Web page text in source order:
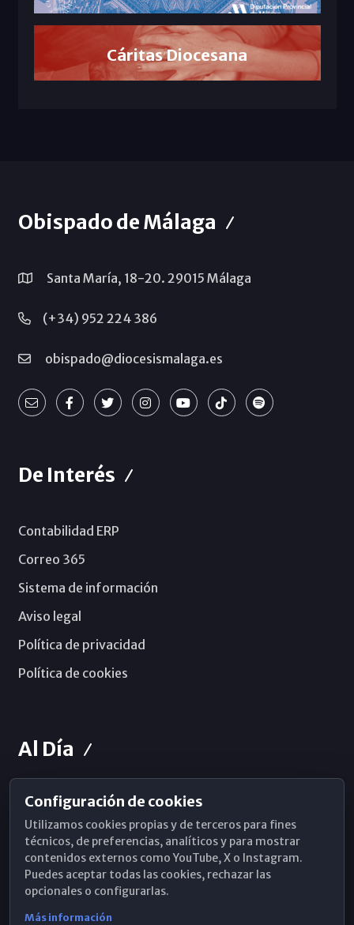
Cáritas Diocesana
Obispado de Málaga
Santa María, 18-20. 29015 Málaga
(+34) 952 224 386
obispado@diocesismalaga.es
De Interés
Contabilidad ERP
Correo 365
Sistema de información
Aviso legal
Política de privacidad
Política de cookies
Al Día
Horarios de Misa
Hemeroteca
WhatsApp
Configuración de cookies
Utilizamos cookies propias y de terceros para fines
técnicos, de preferencias, analíticos y para mostrar
contenidos externos como YouTube, X o Instagram.
Puedes aceptar todas las cookies, rechazar las
opcionales o configurarlas.
Más información